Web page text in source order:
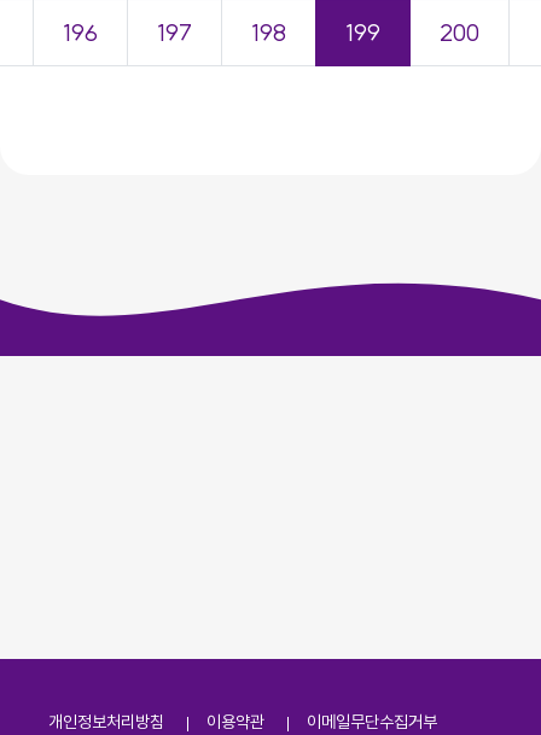
196 197 198 199 200
개인정보처리방침 이용약관 이메일무단수집거부